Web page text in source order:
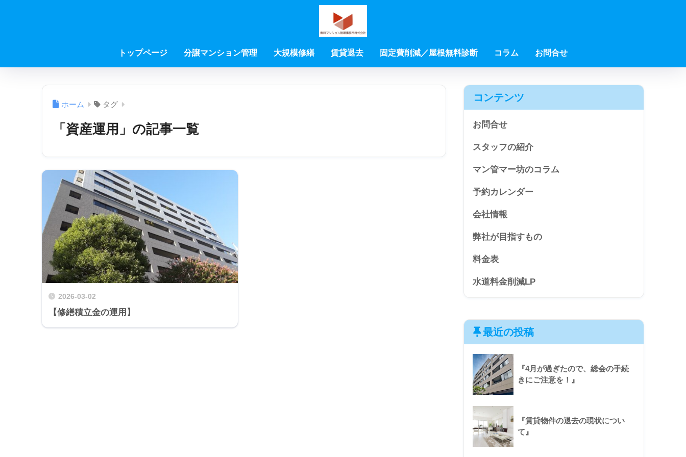
トップページ 分譲マンション管理 大規模修繕 賃貸退去 固定費削減／屋根無料診断 コラム お問合せ
ホーム タグ
「資産運用」の記事一覧
2026-03-02
【修繕積立金の運用】
コンテンツ
お問合せ
スタッフの紹介
マン管マー坊のコラム
予約カレンダー
会社情報
弊社が目指すもの
料金表
水道料金削減LP
最近の投稿
『4月が過ぎたので、総会の手続
きにご注意を！』
『賃貸物件の退去の現状につい
て』